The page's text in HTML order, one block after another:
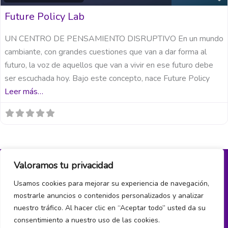
Valoramos tu privacidad
Usamos cookies para mejorar su experiencia de navegación,
mostrarle anuncios o contenidos personalizados y analizar
nuestro tráfico. Al hacer clic en “Aceptar todo” usted da su
consentimiento a nuestro uso de las cookies.
Future Policy Lab
UN CENTRO DE PENSAMIENTO DISRUPTIVO En un mundo
cambiante, con grandes cuestiones que van a dar forma al
futuro, la voz de aquellos que van a vivir en ese futuro debe
ser escuchada hoy. Bajo este concepto, nace Future Policy
Leer más…
Política de privacidad y cookies
¿Hablamos?